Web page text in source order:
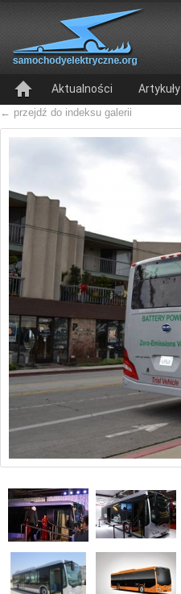
Aktualności Artykuły
← przejdź do indeksu galerii